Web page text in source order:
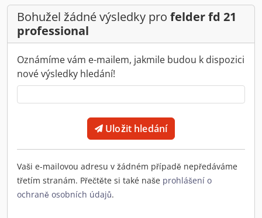
Bohužel žádné výsledky pro felder fd 21
professional
Oznámíme vám e-mailem, jakmile budou k dispozici
nové výsledky hledání!
Uložit hledání
Vaši e-mailovou adresu v žádném případě nepředáváme
třetím stranám. Přečtěte si také naše prohlášení o
ochraně osobních údajů.